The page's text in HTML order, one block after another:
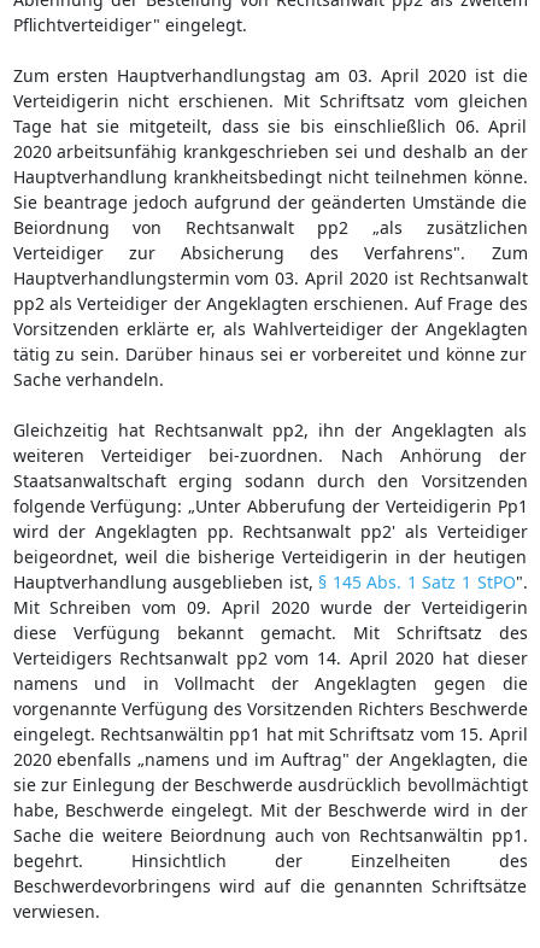
Pflichtverteidiger" eingelegt.
Zum ersten Hauptverhandlungstag am 03. April 2020 ist die
Verteidigerin nicht erschienen. Mit Schriftsatz vom gleichen
Tage hat sie mitgeteilt, dass sie bis einschließlich 06. April
2020 arbeitsunfähig krankgeschrieben sei und deshalb an der
Hauptverhandlung krankheitsbedingt nicht teilnehmen könne.
Sie beantrage jedoch aufgrund der geänderten Umstände die
Beiordnung von Rechtsanwalt pp2 „als zusätzlichen
Verteidiger zur Absicherung des Verfahrens". Zum
Hauptverhandlungstermin vom 03. April 2020 ist Rechtsanwalt
pp2 als Verteidiger der Angeklagten erschienen. Auf Frage des
Vorsitzenden erklärte er, als Wahlverteidiger der Angeklagten
tätig zu sein. Darüber hinaus sei er vorbereitet und könne zur
Sache verhandeln.
Gleichzeitig hat Rechtsanwalt pp2, ihn der Angeklagten als
weiteren Verteidiger bei-zuordnen. Nach Anhörung der
Staatsanwaltschaft erging sodann durch den Vorsitzenden
folgende Verfügung: „Unter Abberufung der Verteidigerin Pp1
wird der Angeklagten pp. Rechtsanwalt pp2' als Verteidiger
beigeordnet, weil die bisherige Verteidigerin in der heutigen
Hauptverhandlung ausgeblieben ist, § 145 Abs. 1 Satz 1 StPO".
Mit Schreiben vom 09. April 2020 wurde der Verteidigerin
diese Verfügung bekannt gemacht. Mit Schriftsatz des
Verteidigers Rechtsanwalt pp2 vom 14. April 2020 hat dieser
namens und in Vollmacht der Angeklagten gegen die
vorgenannte Verfügung des Vorsitzenden Richters Beschwerde
eingelegt. Rechtsanwältin pp1 hat mit Schriftsatz vom 15. April
2020 ebenfalls „namens und im Auftrag" der Angeklagten, die
sie zur Einlegung der Beschwerde ausdrücklich bevollmächtigt
habe, Beschwerde eingelegt. Mit der Beschwerde wird in der
Sache die weitere Beiordnung auch von Rechtsanwältin pp1.
begehrt. Hinsichtlich der Einzelheiten des
Beschwerdevorbringens wird auf die genannten Schriftsätze
verwiesen.